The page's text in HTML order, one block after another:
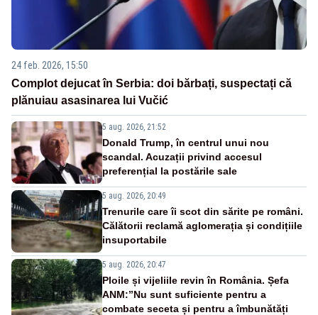
24 feb. 2026, 15:50
Complot dejucat în Serbia: doi bărbați, suspectați că
plănuiau asasinarea lui Vučić
5 aug. 2026, 21:52
Donald Trump, în centrul unui nou
scandal. Acuzații privind accesul
preferențial la postările sale
5 aug. 2026, 20:49
Trenurile care îi scot din sărite pe români.
Călătorii reclamă aglomerația și condițiile
insuportabile
5 aug. 2026, 20:47
Ploile și vijeliile revin în România. Șefa
ANM:”Nu sunt suficiente pentru a
combate seceta și pentru a îmbunătăți